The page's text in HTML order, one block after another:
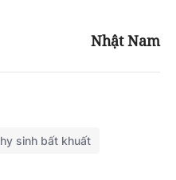
Nhật Nam
hy sinh bất khuất